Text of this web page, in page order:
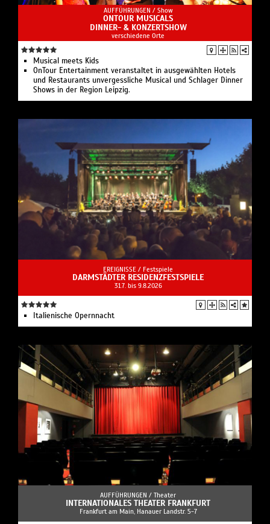
AUFFÜHRUNGEN / Show
ONTOUR MUSICALS
DINNER- & KONZERTSHOW
verschiedene Orte
Musical meets Kids
OnTour Entertainment veranstaltet in ausgewählten Hotels
und Restaurants unvergessliche Musical und Schlager Dinner
Shows in der Region Leipzig.
EREIGNISSE / Festspiele
DARMSTÄDTER RESIDENZFESTSPIELE
31.7. bis 9.8.2026
Italienische Opernnacht
AUFFÜHRUNGEN / Theater
INTERNATIONALES THEATER FRANKFURT
Frankfurt am Main, Hanauer Landstr. 5-7